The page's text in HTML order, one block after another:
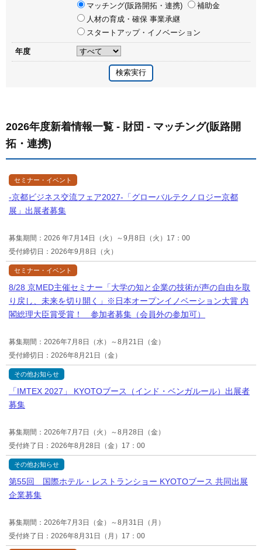
マッチング(販路開拓・連携)
補助金
人材の育成・確保 事業承継
スタートアップ・イノベーション
年度
2026年度新着情報一覧 - 財団 - マッチング(販路開
拓・連携)
セミナー・イベント
-京都ビジネス交流フェア2027-「グローバルテクノロジー京都
展」出展者募集
募集期間：2026 年7月14日（火）～9月8日（火）17：00
受付締切日：2026年9月8日（火）
セミナー・イベント
8/28 京MED主催セミナー「大学の知と企業の技術が声の自由を取
り戻し、未来を切り開く」※日本オープンイノベーション大賞 内
閣総理大臣賞受賞！ 参加者募集（会員外の参加可）
募集期間：2026年7月8日（水）～8月21日（金）
受付締切日：2026年8月21日（金）
その他お知らせ
「IMTEX 2027」 KYOTOブース（インド・ベンガルール）出展者
募集
募集期間：2026年7月7日（火）～8月28日（金）
受付終了日：2026年8月28日（金）17：00
その他お知らせ
第55回 国際ホテル・レストランショー KYOTOブース 共同出展
企業募集
募集期間：2026年7月3日（金）～8月31日（月）
受付終了日：2026年8月31日（月）17：00